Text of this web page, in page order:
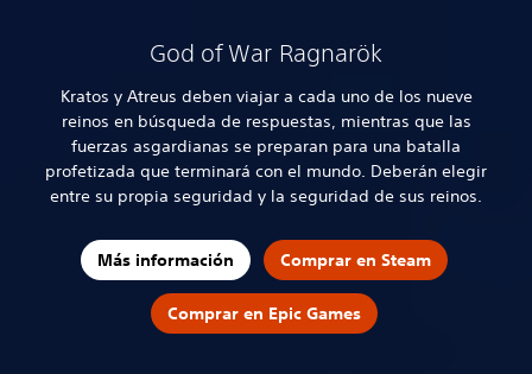
God of War Ragnarök
Kratos y Atreus deben viajar a cada uno de los nueve
reinos en búsqueda de respuestas, mientras que las
fuerzas asgardianas se preparan para una batalla
profetizada que terminará con el mundo. Deberán elegir
entre su propia seguridad y la seguridad de sus reinos.
Más información Comprar en Steam
Comprar en Epic Games